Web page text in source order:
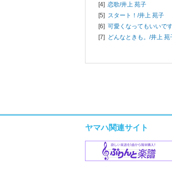
[4] 恋歌/井上 苑子
[5] スタート！/井上 苑子
[6] 可愛くなってもいいで
[7] どんなときも。/井上 苑
ヤマハ関連サイト